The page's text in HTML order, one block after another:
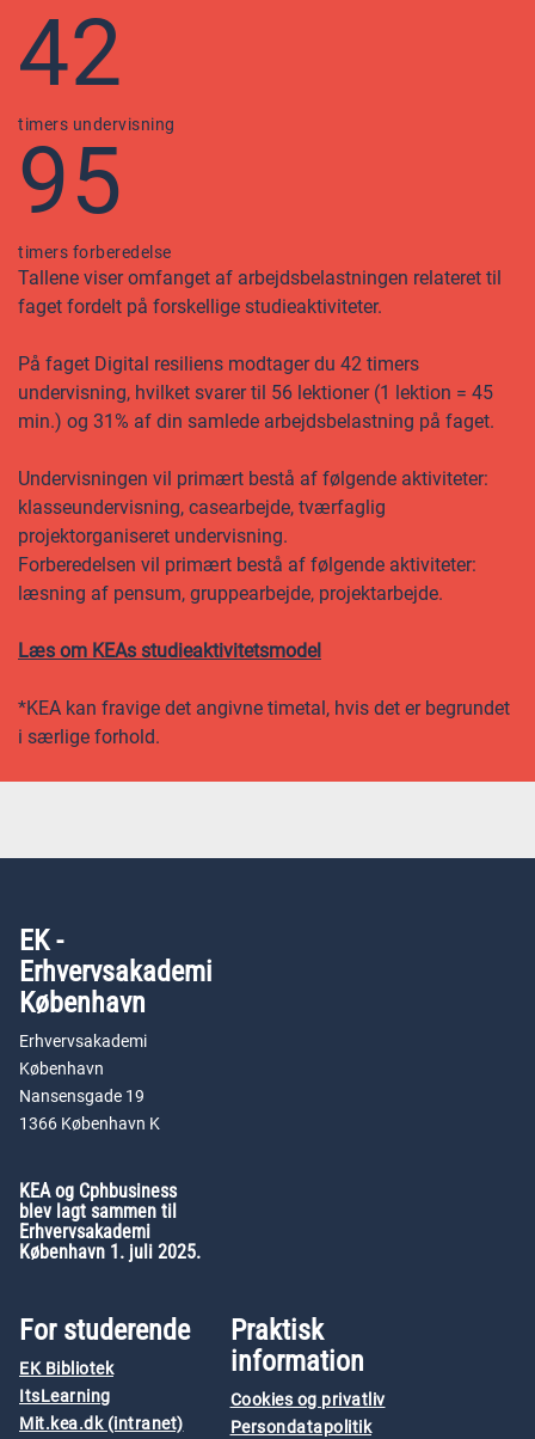
42
timers undervisning
95
timers forberedelse
Tallene viser omfanget af arbejdsbelastningen relateret til
faget fordelt på forskellige studieaktiviteter.
På faget Digital resiliens modtager du 42 timers
undervisning, hvilket svarer til 56 lektioner (1 lektion = 45
min.) og 31% af din samlede arbejdsbelastning på faget.
Undervisningen vil primært bestå af følgende aktiviteter:
klasseundervisning, casearbejde, tværfaglig
projektorganiseret undervisning.
Forberedelsen vil primært bestå af følgende aktiviteter:
læsning af pensum, gruppearbejde, projektarbejde.
Læs om KEAs studieaktivitetsmodel
*KEA kan fravige det angivne timetal, hvis det er begrundet
i særlige forhold.
EK -
Erhvervsakademi
København
Erhvervsakademi
København
Nansensgade 19
1366 København K
KEA og Cphbusiness
blev lagt sammen til
Erhvervsakademi
København 1. juli 2025.
For studerende
EK Bibliotek
ItsLearning
Mit.kea.dk (intranet)
Praktisk
information
Cookies og privatliv
Persondatapolitik